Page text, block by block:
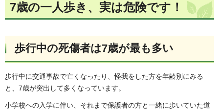
7歳の一人歩き、実は危険です！
歩行中の死傷者は7歳が最も多い
歩行中に交通事故で亡くなったり、怪我をした方を年齢別にみる
と、7歳が突出して多くなっています。
小学校への入学に伴い、それまで保護者の方と一緒に歩いていた道